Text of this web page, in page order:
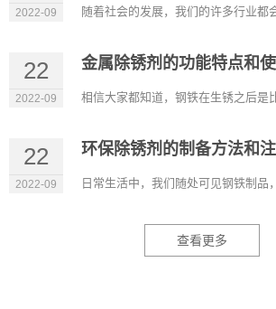
2022-09
22
2022-09
金属除锈剂的功能特点和
22
2022-09
环保除锈剂的制备方法和
查看更多